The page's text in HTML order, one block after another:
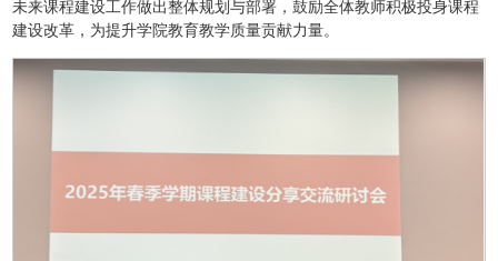
未来课程建设工作做出整体规划与部署，鼓励全体教师积极投身课程
建设改革，为提升学院教育教学质量贡献力量。